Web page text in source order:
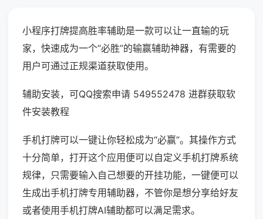
小程序打牌提高胜率辅助是一款可以让一直输的玩
家，快速成为一个“必胜”的输赢辅助神器，有需要的
用户可通过正规渠道获取使用。
辅助安装，可QQ搜索申请 549552478 进群获取软
件安装教程
手机打牌可以一键让你轻松成为“必赢”。其操作方式
十分简单，打开这个应用便可以自定义手机打牌系统
规律，只需要输入自己想要的开挂功能，一键便可以
生成出手机打牌专用辅助器，不管你是想分享给好友
或者使用手机打牌AI辅助都可以满足需求。